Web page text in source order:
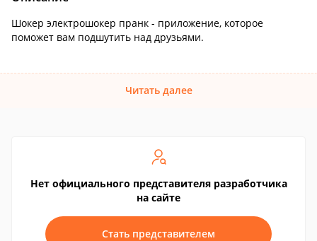
Шокер электрошокер пранк - приложение, которое
поможет вам подшутить над друзьями.
Читать далее
Нет официального представителя разработчика
на сайте
Стать представителем